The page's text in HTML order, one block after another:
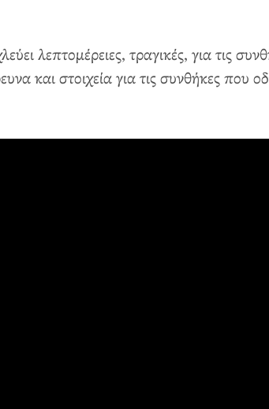
λεπτομέρειες, τραγικές, για τις
και στοιχεία για τις συνθήκες που